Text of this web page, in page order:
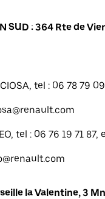
SUD : 364 Rte de
tel : 06 78 79
tel : 06 76 19 71 87,
la Valentine, 3